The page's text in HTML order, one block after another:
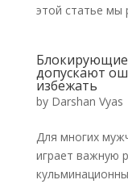
этой статье мы
допускают
избежать
by Darshan Vyas
Для многих
играет важную